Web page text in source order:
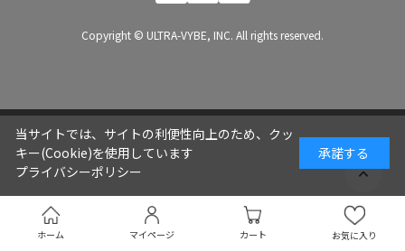
ホーム マイページ カート お気に入り
Copyright © ULTRA-VYBE, INC. All rights reserved.
当サイトでは、サイトの利便性向上のため、クッ
キー(Cookie)を使用しています
プライバシーポリシー
承諾する